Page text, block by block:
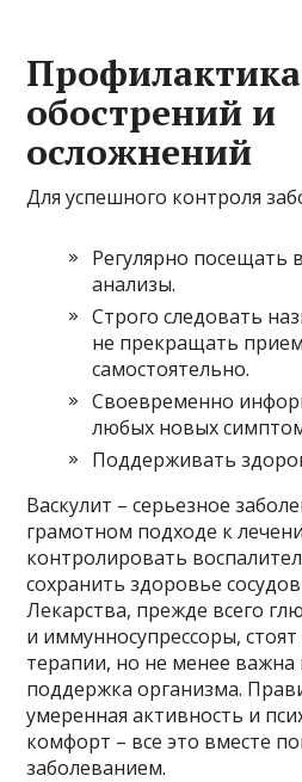
Профилактика
обострений и
осложнений
Для успешного контроля
Регулярно посещать
анализы.
Строго следовать
не прекращать
самостоятельно.
Своевременно
любых новых
Поддерживать
Васкулит – серьезное
грамотном подходе к
контролировать
сохранить здоровье
Лекарства, прежде всего
и иммунносупрессоры,
терапии, но не менее важна
поддержка организма.
умеренная активность и
комфорт – все это вместе
заболеванием.